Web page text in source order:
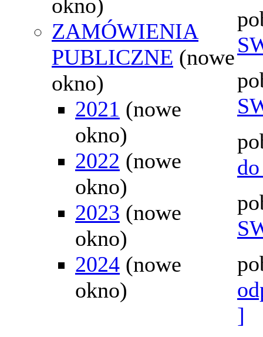
okno)
ZAMÓWIENIA
PUBLICZNE (nowe
okno)
2021 (nowe
okno)
2022 (nowe
okno)
2023 (nowe
okno)
2024 (nowe
okno)
]